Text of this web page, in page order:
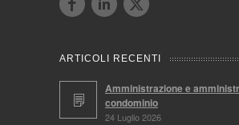
ARTICOLI RECENTI
Amministrazione e
condominio
24 Luglio 2026